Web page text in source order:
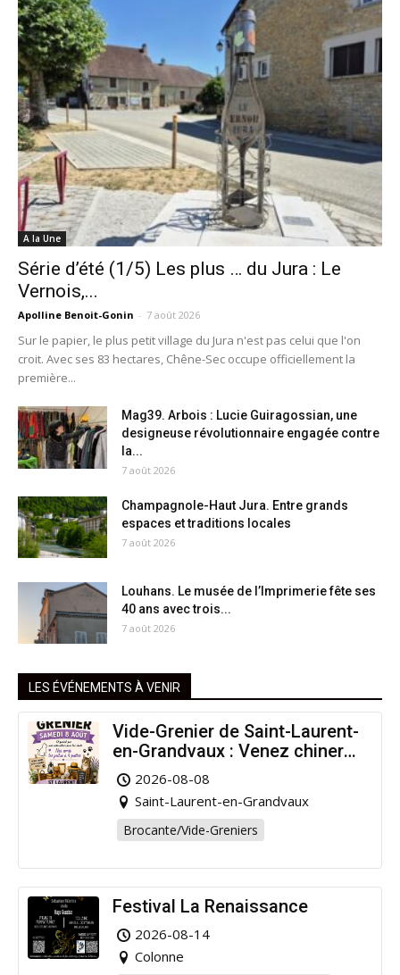
A la Une
Série d’été (1/5) Les plus … du Jura : Le
Vernois,...
Apolline Benoit-Gonin - 7 août 2026
Sur le papier, le plus petit village du Jura n'est pas celui que l'on
croit. Avec ses 83 hectares, Chêne-Sec occupe officiellement la
première...
Mag39. Arbois : Lucie Guiragossian, une
designeuse révolutionnaire engagée contre
la...
7 août 2026
Champagnole-Haut Jura. Entre grands
espaces et traditions locales
7 août 2026
Louhans. Le musée de l’Imprimerie fête ses
40 ans avec trois...
7 août 2026
LES ÉVÉNEMENTS À VENIR
Vide-Grenier de Saint-Laurent-
en-Grandvaux : Venez chiner
pour la bonne cause !
2026-08-08
Saint-Laurent-en-Grandvaux
Brocante/Vide-Greniers
Festival La Renaissance
2026-08-14
Colonne